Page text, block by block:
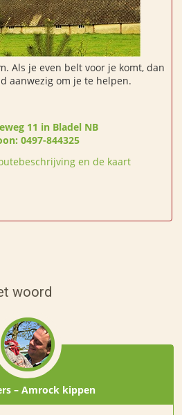
Als je even belt voor je komt, dan
aanwezig om je te helpen.
11 in Bladel NB
0497-844325
en de kaart
woord
– Amrock kippen